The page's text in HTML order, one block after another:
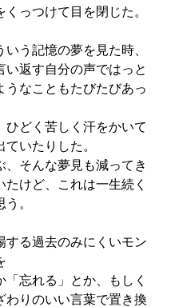
くっつけて目を閉じた。
いう記憶の夢を見た時、
い返す自分の声ではっと
うなこともたびたびあっ
ひどく苦しく汗をかいて
いたりした。
、そんな夢見も減ってき
たけど、これは一生続く
。
する過去のみにくいモン
「忘れる」とか、もしく
わりのいい言葉で置き換